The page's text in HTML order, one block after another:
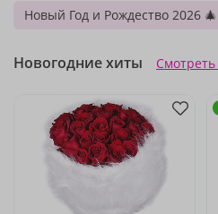
Новый Год и Рождество 2026 🎄
Новогодние хиты Смотреть